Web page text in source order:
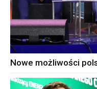
Nowe możliwości